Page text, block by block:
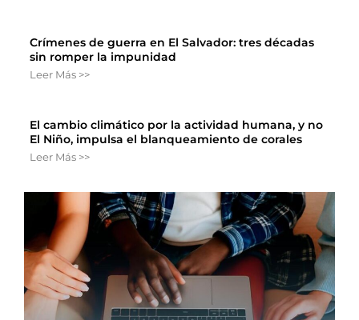
Crímenes de guerra en El Salvador: tres décadas
sin romper la impunidad
Leer Más >>
El cambio climático por la actividad humana, y no
El Niño, impulsa el blanqueamiento de corales
Leer Más >>